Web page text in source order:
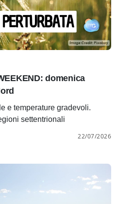
domenica
e temperature gradevoli.
settentrionali
22/07/2026